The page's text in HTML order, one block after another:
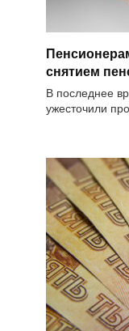
снятием
В последнее
ужесточили